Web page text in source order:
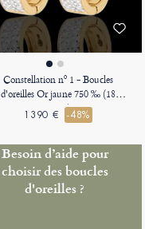
Constellation nº 1 - Boucles
d'oreilles Or jaune 750 ‰ (18
carats)
1390 € -48%
Besoin d’aide pour
choisir des boucles
d'oreilles ?